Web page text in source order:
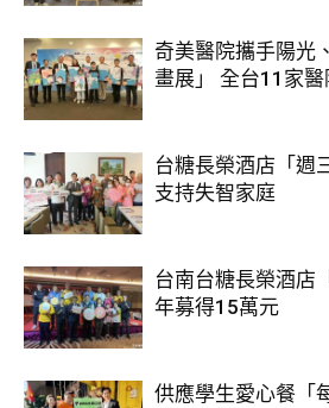
奇美醫院攜手陽光
畫展」 全台11家
台糖長榮酒店「週
支持失智家庭
台南台糖長榮酒店
年募得15萬元
供應學生愛心餐「